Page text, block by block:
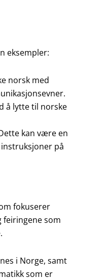
eksempler:
norsk med
å lytte til norske
kan være en
på
fokuserer
feiringene som
i Norge, samt
som er